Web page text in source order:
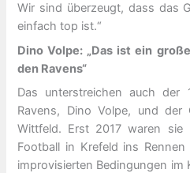
Wir sind überzeugt, dass das
einfach top ist.“
Dino Volpe: „Das ist ein
den Ravens“
Das unterstreichen auch der
Ravens, Dino Volpe, und der
Wittfeld. Erst 2017 waren sie
Football in Krefeld ins
improvisierten Bedingungen im